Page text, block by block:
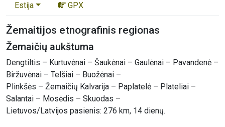
Estija GPX
Žemaitijos etnografinis regionas
Žemaičių aukštuma
Dengtiltis – Kurtuvėnai – Šaukėnai – Gaulėnai – Pavandenė –
Biržuvėnai – Telšiai – Buožėnai –
Plinkšės – Žemaičių Kalvarija – Paplatelė – Plateliai –
Salantai – Mosėdis – Skuodas –
Lietuvos/Latvijos pasienis: 276 km, 14 dienų.